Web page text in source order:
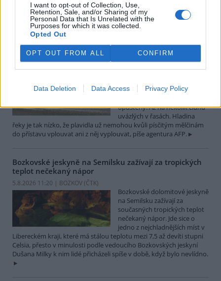
I want to opt-out of Collection, Use,
Retention, Sale, and/or Sharing of my
Personal Data that Is Unrelated with the
Purposes for which it was collected.
Opted Out
OPT OUT FROM ALL CONFIRM
Data Deletion Data Access Privacy Policy
protože by jinak ryby uhynuly, řekl provozní ředitel Rybářství
Třeboň Vladimír Kukačka.
Hladina Dunaje je na rekordním minimu; lodě uvázly,
rybáři jsou bez práce
5.8.2026 15:37 | BUKUREŠŤ (ČTK)
Diskuse: 17
rumunském městě Corabia,
opuštěný. Až na několik člunů
uvázlých v řasách. Hladina
řeky je tak nízko, že plavidla už nemohou kvůli písčitým mělčinám
do přístavu vplouvat ani z něj vyplouvat, píše agentura AFP.
Bozkovské jeskyně na Semilsku zažívají za tropických
teplot nečekaný nápor
5.8.2026 11:20 | BOZKOV (ČTK)
Bozkovské dolomitové jeskyně
na Semilsku zažívají za
současných tropických teplot
nečekaný nápor. Jde sice o
jedno z nejchladnějších míst v
Libereckém kraji, které má stálou teplotu mezi 7,5 až devíti stupni
Celsia, přesto v minulosti podle vedoucího Bozkovských jeskyní
Dušana Milky k nim lidé přicházeli spíše v době, když bylo nevlídno.